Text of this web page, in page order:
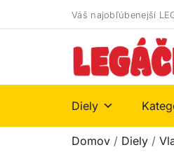
Váš najobľúbenejší
Diely
Domov / Diely /